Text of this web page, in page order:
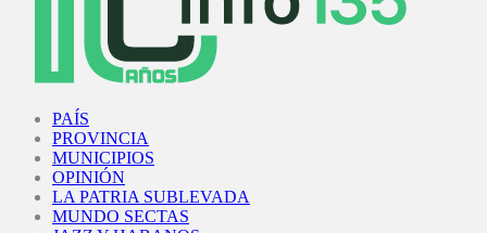
PAÍS
PROVINCIA
MUNICIPIOS
OPINIÓN
LA PATRIA SUBLEVADA
MUNDO SECTAS